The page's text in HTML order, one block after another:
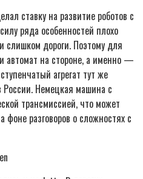
ставку на развитие роботов с
ряда особенностей плохо
слишком дороги. Поэтому для
автомат на стороне, а именно —
агрегат тут же
России. Немецкая машина с
трансмиссией, что может
разговоров о сложностях с